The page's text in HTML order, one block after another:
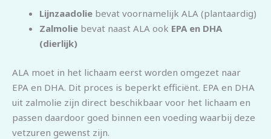
Lijnzaadolie bevat voornamelijk ALA (plantaardig)
Zalmolie bevat naast ALA ook EPA en DHA
(dierlijk)
ALA moet in het lichaam eerst worden omgezet naar
EPA en DHA. Dit proces is beperkt efficiënt. EPA en DHA
uit zalmolie zijn direct beschikbaar voor het lichaam en
passen daardoor goed binnen een voeding waarbij deze
vetzuren gewenst zijn.